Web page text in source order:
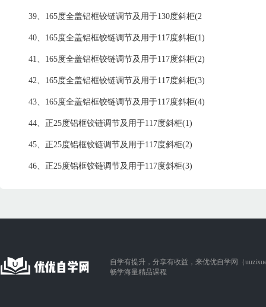
39、165度全盖铝框铰链调节及用于130度斜柜(2
40、165度全盖铝框铰链调节及用于117度斜柜(1)
41、165度全盖铝框铰链调节及用于117度斜柜(2)
42、165度全盖铝框铰链调节及用于117度斜柜(3)
43、165度全盖铝框铰链调节及用于117度斜柜(4)
44、正25度铝框铰链调节及用于117度斜柜(1)
45、正25度铝框铰链调节及用于117度斜柜(2)
46、正25度铝框铰链调节及用于117度斜柜(3)
自学有提升，分享有收益，来优优自学网（
畅学海量精品课程